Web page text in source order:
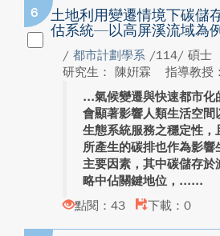
6
土地利用變遷情境下碳儲
估系統—以高屏溪流域為例
/ 都市計劃學系 /114/ 碩士
研究生： 陳姸霖
指導教授
氣候變遷與快速都市化
會顯著影響人類生活空間
生態系統服務之穩定性，
所產生的碳排也作為影響
主要因素，其中碳儲存於
略中佔關鍵地位，...
點閱：43
下載：0